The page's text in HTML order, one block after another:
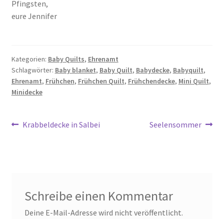
Pfingsten,
eure Jennifer
Kategorien: Baby Quilts, Ehrenamt
Schlagwörter: Baby blanket, Baby Quilt, Babydecke, Babyquilt,
Ehrenamt, Frühchen, Frühchen Quilt, Frühchendecke, Mini Quilt,
Minidecke
Beitragsnavigation
Vorheriger
Krabbeldecke in Salbei
Nächster
Seelensommer
Schreibe einen Kommentar
Deine E-Mail-Adresse wird nicht veröffentlicht.